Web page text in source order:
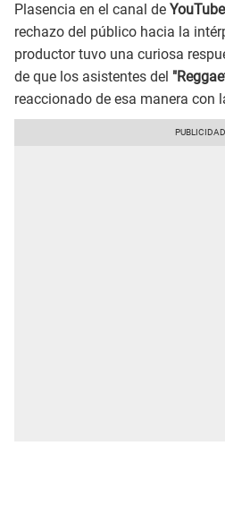
Plasencia en el canal de YouTube
rechazo del público hacia la
productor tuvo una curiosa
de que los asistentes del
reaccionado de esa manera con